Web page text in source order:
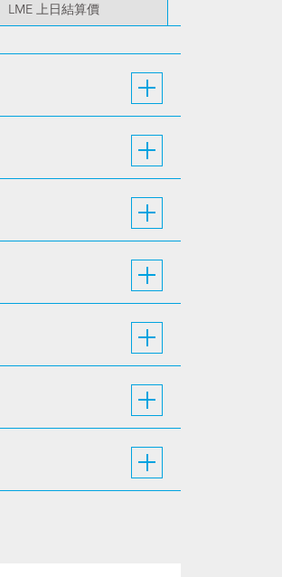
LME 上日結算價